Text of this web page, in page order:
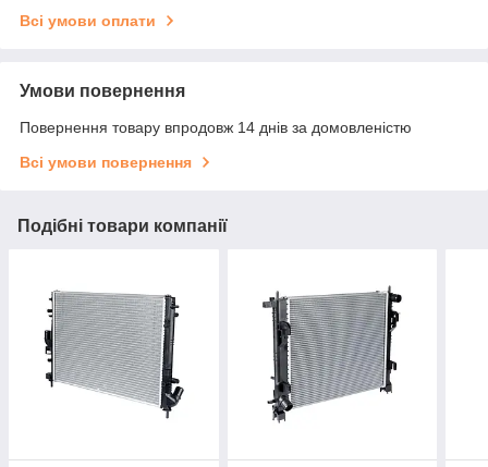
Всі умови оплати
Умови повернення
Повернення товару впродовж 14 днів за домовленістю
Всі умови повернення
Подібні товари компанії